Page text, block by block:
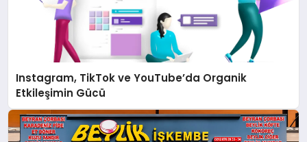
Instagram, TikTok ve YouTube’da Organik
Etkileşimin Gücü